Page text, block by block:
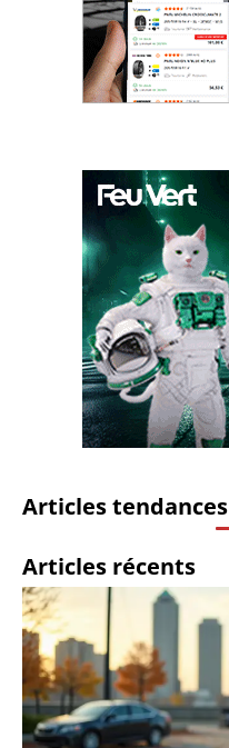
Articles tendances
Articles récents